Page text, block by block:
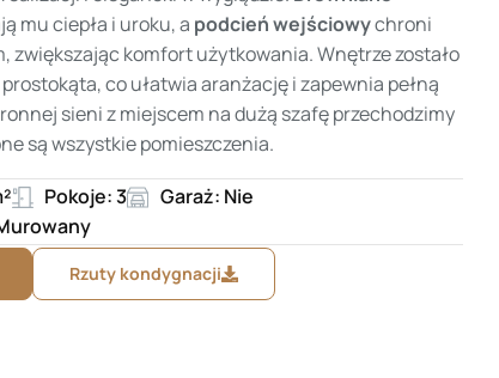
mu ciepła i uroku, a podcień wejściowychroni
zwiększając komfort użytkowania. Wnętrze zostało
co ułatwia aranżację i zapewnia pełną
sieni z miejscem na dużą szafę przechodzimy
są wszystkie pomieszczenia.
Pokoje: 3
Garaż: Nie
Rzuty kondygnacji